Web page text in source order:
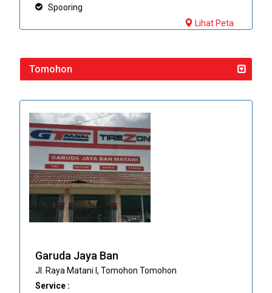
Spooring
Lihat Peta
Tomohon
Garuda Jaya Ban
Jl. Raya Matani I, Tomohon Tomohon
Service :